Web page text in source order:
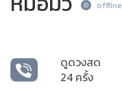
offline
ดูดวงสด
24 ครั้ง